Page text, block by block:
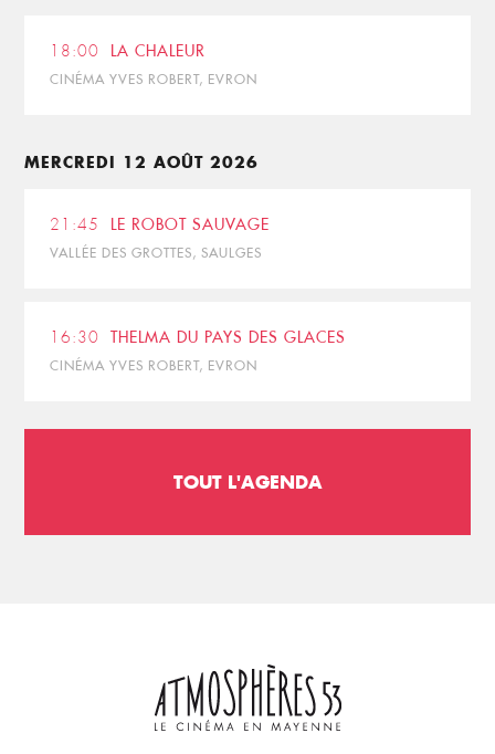
18:00 LA CHALEUR
CINÉMA YVES ROBERT, EVRON
MERCREDI 12 AOÛT 2026
21:45 LE ROBOT SAUVAGE
VALLÉE DES GROTTES, SAULGES
16:30 THELMA DU PAYS DES GLACES
CINÉMA YVES ROBERT, EVRON
TOUT L'AGENDA